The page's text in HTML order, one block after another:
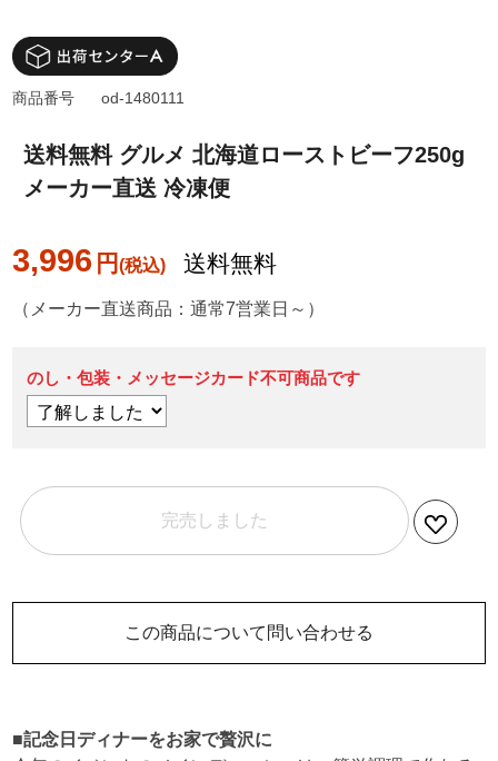
送料無料 グルメ 北海道ローストビーフ250g
メーカー直送 冷凍便
3,996 円 送料無料
商品番号 od-1480111
（メーカー直送商品：通常7営業日～）
のし・包装・メッセージカード不可商品です
完売しました
この商品について問い合わせる
■記念日ディナーをお家で贅沢に